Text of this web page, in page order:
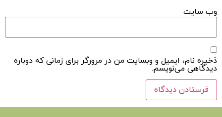
وب‌ سایت
ذخیره نام، ایمیل و وبسایت من در مرورگر برای زمانی که دوباره
دیدگاهی می‌نویسم.